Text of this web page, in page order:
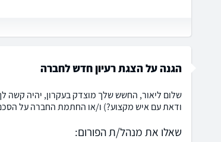
הגנה על הצגת רעיון חדש לחברה
שלום ליאור, החשש שלך מוצדק בעקרון, יהיה
ודאת עם איש מקצוע?) ו/או החתמת החברה על
שאלו את מנהל/ת הפורום: